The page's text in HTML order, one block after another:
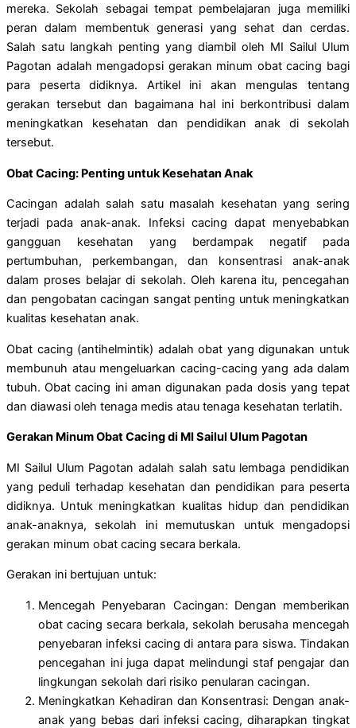
mereka. Sekolah sebagai tempat pembelajaran juga memiliki
peran dalam membentuk generasi yang sehat dan cerdas.
Salah satu langkah penting yang diambil oleh MI Sailul Ulum
Pagotan adalah mengadopsi gerakan minum obat cacing bagi
para peserta didiknya. Artikel ini akan mengulas tentang
gerakan tersebut dan bagaimana hal ini berkontribusi dalam
meningkatkan kesehatan dan pendidikan anak di sekolah
tersebut.
Obat Cacing: Penting untuk Kesehatan Anak
Cacingan adalah salah satu masalah kesehatan yang sering
terjadi pada anak-anak. Infeksi cacing dapat menyebabkan
gangguan kesehatan yang berdampak negatif pada
pertumbuhan, perkembangan, dan konsentrasi anak-anak
dalam proses belajar di sekolah. Oleh karena itu, pencegahan
dan pengobatan cacingan sangat penting untuk meningkatkan
kualitas kesehatan anak.
Obat cacing (antihelmintik) adalah obat yang digunakan untuk
membunuh atau mengeluarkan cacing-cacing yang ada dalam
tubuh. Obat cacing ini aman digunakan pada dosis yang tepat
dan diawasi oleh tenaga medis atau tenaga kesehatan terlatih.
Gerakan Minum Obat Cacing di MI Sailul Ulum Pagotan
MI Sailul Ulum Pagotan adalah salah satu lembaga pendidikan
yang peduli terhadap kesehatan dan pendidikan para peserta
didiknya. Untuk meningkatkan kualitas hidup dan pendidikan
anak-anaknya, sekolah ini memutuskan untuk mengadopsi
gerakan minum obat cacing secara berkala.
Gerakan ini bertujuan untuk:
Mencegah Penyebaran Cacingan: Dengan memberikan
obat cacing secara berkala, sekolah berusaha mencegah
penyebaran infeksi cacing di antara para siswa. Tindakan
pencegahan ini juga dapat melindungi staf pengajar dan
lingkungan sekolah dari risiko penularan cacingan.
Meningkatkan Kehadiran dan Konsentrasi: Dengan anak-
anak yang bebas dari infeksi cacing, diharapkan tingkat